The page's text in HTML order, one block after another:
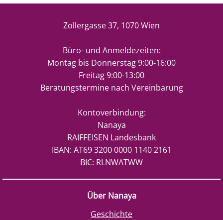
Über Nanaya
Geschichte
Zollergasse 37, 1070 Wien
Büro- und Anmeldezeiten:
Montag bis Donnerstag 9:00-16:00
Freitag 9:00-13:00
Beratungstermine nach Vereinbarung
Kontoverbindung:
Nanaya
RAIFFEISEN Landesbank
IBAN: AT69 3200 0000 1140 2161
BIC: RLNWATWW